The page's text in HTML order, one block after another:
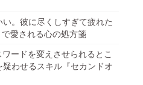
。彼に尽くしすぎて疲れた
愛される心の処方箋
ードを変えさせられるとこ
わせるスキル『セカンドオ